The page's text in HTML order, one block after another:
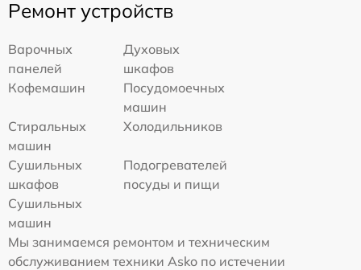
Ремонт устройств
Варочных
панелей
Духовых
шкафов
Кофемашин
Посудомоечных
машин
Стиральных
машин
Холодильников
Сушильных
шкафов
Подогревателей
посуды и пищи
Сушильных
машин
Мы занимаемся ремонтом и техническим
обслуживанием техники Asko по истечении